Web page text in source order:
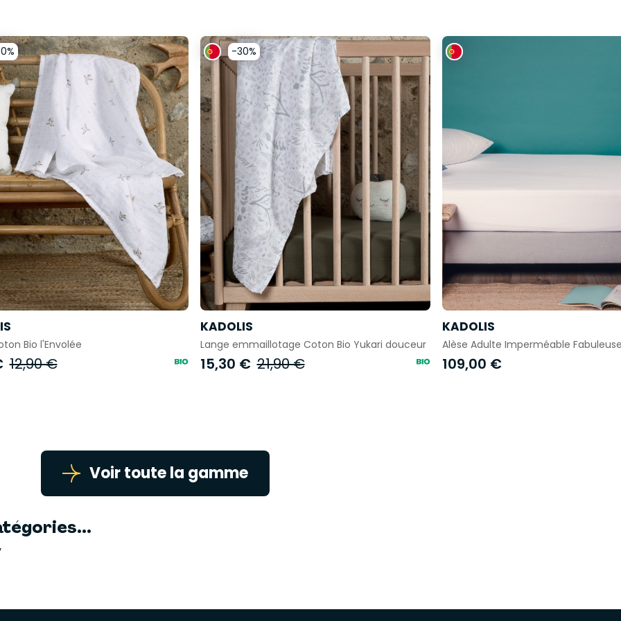
Bio l'Envolée
12,90 €
-30%
KADOLIS
Lange emmaillotage Coton Bio Yukari douceur
15,30 € 21,90 €
KADOLIS
Alèse Adulte Imperméable
109,00 €
Voir toute la gamme